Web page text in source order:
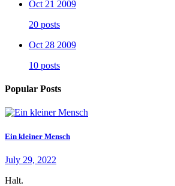
Oct 21 2009
20 posts
Oct 28 2009
10 posts
Popular Posts
Ein kleiner Mensch
July 29, 2022
Halt.